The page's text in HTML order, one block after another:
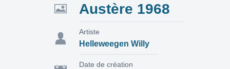
Austère 1968
Helleweegen Willy
Artiste
Date de création